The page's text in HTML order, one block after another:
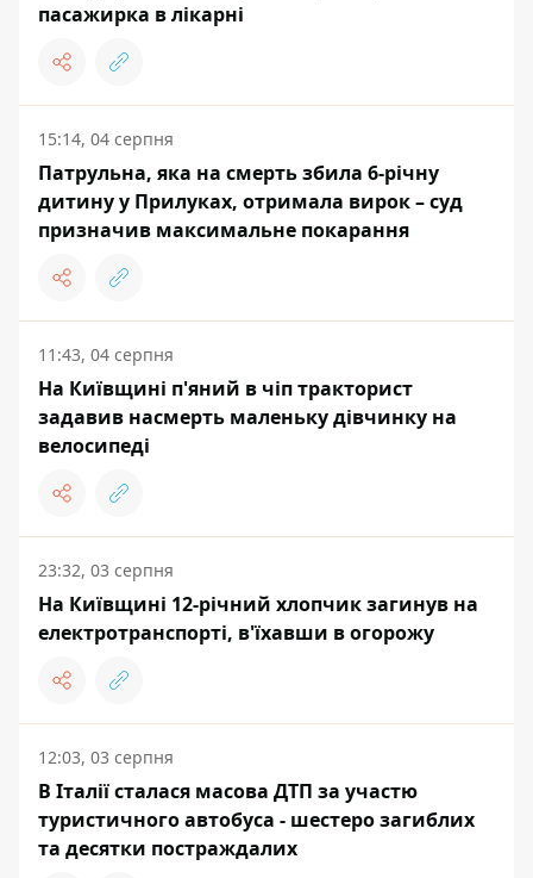
пасажирка в лікарні
15:14, 04 серпня
Патрульна, яка на смерть збила 6-річну
дитину у Прилуках, отримала вирок – суд
призначив максимальне покарання
11:43, 04 серпня
На Київщині п'яний в чіп тракторист
задавив насмерть маленьку дівчинку на
велосипеді
23:32, 03 серпня
На Київщині 12-річний хлопчик загинув на
електротранспорті, в'їхавши в огорожу
12:03, 03 серпня
В Італії сталася масова ДТП за участю
туристичного автобуса - шестеро загиблих
та десятки постраждалих